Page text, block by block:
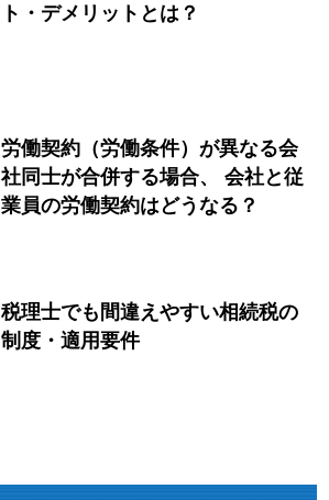
ト・デメリットとは？
労働契約（労働条件）が異なる会
社同士が合併する場合、 会社と従
業員の労働契約はどうなる？
税理士でも間違えやすい相続税の
制度・適用要件